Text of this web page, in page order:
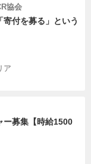
協会
寄付を募る」という
ア
ー募集【時給1500